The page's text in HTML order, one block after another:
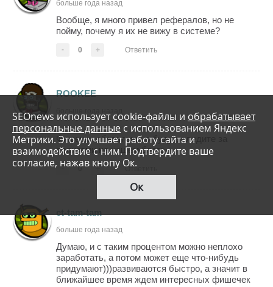
SEOnews использует cookie-файлы и обрабатывает
персональные данные с использованием Яндекс
Метрики. Это улучшает работу сайта и
взаимодействие с ним. Подтвердите ваше
согласие, нажав кнопу Ок.
Ок
больше года назад
Вообще, я много привел рефералов, но не
пойму, почему я их не вижу в системе?
- 0 + Ответить
ROOKEE
Фишечки обязательно будут, следите за
релизами на нашем блоге
- 0 + Ответить
больше года назад
Думаю, и с таким процентом можно неплохо
заработать, а потом может еще что-нибудь
придумают)))развиваются быстро, а значит в
ближайшее время ждем интересных фишечек